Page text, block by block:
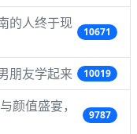
的人终于现
10671
朋友学起来 10019
颜值盛宴，
9787